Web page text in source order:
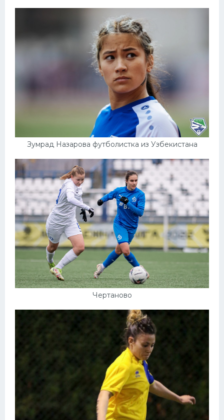
Зумрад Назарова футболистка из Узбекистана
Чертаново